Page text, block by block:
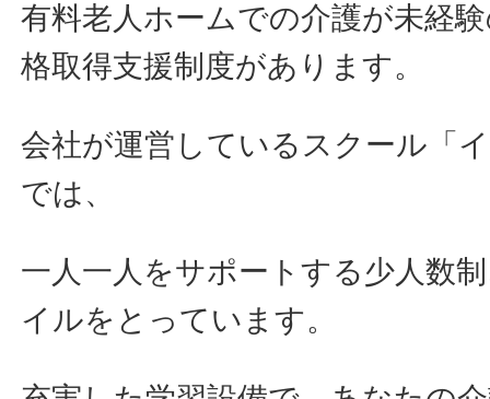
有料老人ホームでの介護が未経
格取得支援制度があります。
会社が運営しているスクール「
では、
一人一人をサポートする少人数
イルをとっています。